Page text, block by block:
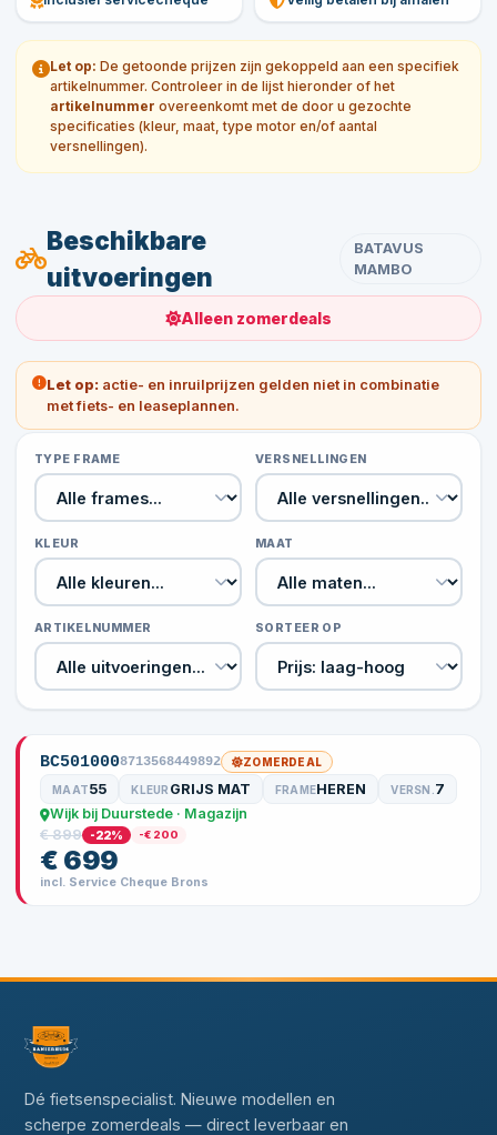
Let op: De getoonde prijzen zijn gekoppeld aan een specifiek
artikelnummer. Controleer in de lijst hieronder of het
artikelnummer overeenkomt met de door u gezochte
specificaties (kleur, maat, type motor en/of aantal
versnellingen).
Beschikbare
uitvoeringen
BATAVUS
MAMBO
Alleen zomerdeals
Let op: actie- en inruilprijzen gelden niet in combinatie
met fiets- en leaseplannen.
TYPE FRAME VERSNELLINGEN
KLEUR MAAT
ARTIKELNUMMER SORTEER OP
BC5010008713568449892 ZOMERDEAL
MAAT55 KLEUR GRIJS MAT FRAMEHEREN VERSN. 7
Wijk bij Duurstede · Magazijn
€ 899
-22% -€ 200
€ 699
incl. Service Cheque Brons
Dé fietsenspecialist. Nieuwe modellen en
scherpe zomerdeals — direct leverbaar en